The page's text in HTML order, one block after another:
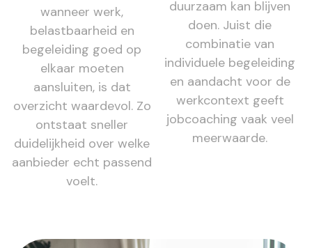
wanneer werk,
belastbaarheid en
begeleiding goed op
elkaar moeten
aansluiten, is dat
overzicht waardevol. Zo
ontstaat sneller
duidelijkheid over welke
aanbieder echt passend
voelt.
duurzaam kan blijven
doen. Juist die
combinatie van
individuele begeleiding
en aandacht voor de
werkcontext geeft
jobcoaching vaak veel
meerwaarde.